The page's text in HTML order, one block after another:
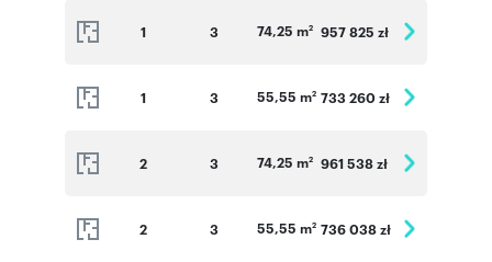
1 3 74,25 m2 957 825 zł
1 3 55,55 m2 733 260 zł
2 3 74,25 m2 961 538 zł
2 3 55,55 m2 736 038 zł